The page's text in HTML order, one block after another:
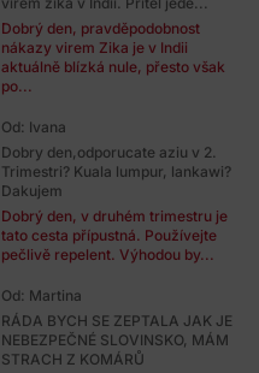
Dobrý den, pravděpodobnost
nákazy virem Zika je v Indii
aktuálně blízká nule, přesto však
po...
Od: Ivana
Dobry den,odporucate aziu v 2.
Trimestri? Kuala lumpur, lankawi?
Dakujem
Dobrý den, v druhém trimestru je
tato cesta přípustná. Používejte
pečlivě repelent. Výhodou by...
Od: Martina
RÁDA BYCH SE ZEPTALA JAK JE
NEBEZPEČNÉ SLOVINSKO, MÁM
STRACH Z KOMÁRŮ